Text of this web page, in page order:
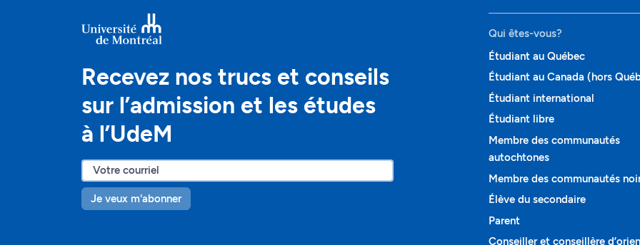
Recevez nos trucs et conseils
sur l’admission et les études
à l’UdeM
Je veux m'abonner
Qui êtes-vous?
Étudiant au Québec
Étudiant au Canada (hors
Étudiant international
Étudiant libre
Membre des communautés
autochtones
Membre des communautés
Élève du secondaire
Parent
Conseiller et conseillère